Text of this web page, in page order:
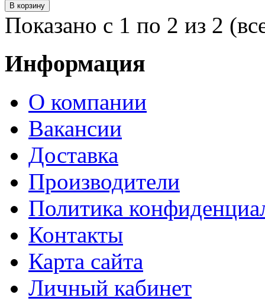
Показано с 1 по 2 из 2
Информация
О компании
Вакансии
Доставка
Производители
Политика
Контакты
Карта сайта
Личный кабинет